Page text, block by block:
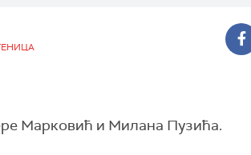
Марковић и Милана Пузића.